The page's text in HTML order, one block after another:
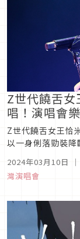
Z世代饒舌
唱！演唱會
Z世代饒舌女王恰
以一身俐落勁裝
go》等20首超人
就是要以迷人嘹亮
2024年03月10日 ｜
灣演唱會